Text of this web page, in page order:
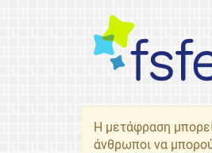
Η μετάφραση
άνθρωποι να